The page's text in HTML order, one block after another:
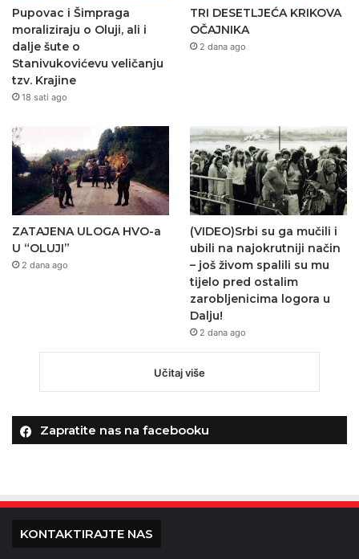
Pupovac i Šimpraga
moraliziraju o Oluji, ali i
dalje šute o
Stanivukovićevu veličanju
tzv. Krajine
18 sati ago
TRI DESETLJEĆA KRIKOVA
OČAJNIKA
2 dana ago
ZATAJENA ULOGA HVO-a
U “OLUJI”
2 dana ago
(VIDEO)Srbi su ga mučili i
ubili na najokrutniji način
– još živom spalili su mu
tijelo pred ostalim
zarobljenicima logora u
Dalju!
2 dana ago
Učitaj više
Zapratite nas na facebooku
KONTAKTIRAJTE NAS